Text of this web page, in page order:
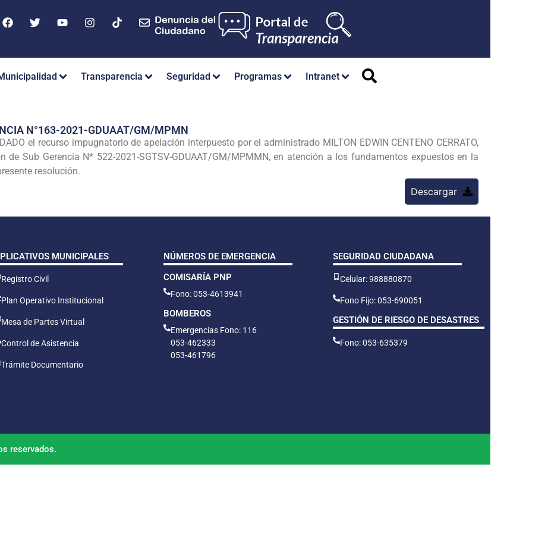
Transparencia Seguridad Programas Intranet
N°163-2021-GDUAAT/GM/MPMN
el recurso impugnatorio de apelación interpuesto por el administrado MILTON EDWIN CENTENO CERRATO,
de Sub Gerencia N* 522-2021-SGTSV-GDUAAT/GM/MPMMN, en atención a los fundamentos expuestos en la
resolución.
Descargar
MUNICIPALES
Registro Civil
Plan Operativo Institucional
Mesa de Partes Virtual
Control de Asistencia
Trámite Documentario
NÚMEROS DE EMERGENCIA
COMISARÍA PNP
Fono: 053-4613941
BOMBEROS
Emergencias Fono: 116
053-462333
053-461796
SEGURIDAD CIUDADANA
Celular: 988880870
Fono Fijo: 053-690051
GESTIÓN DE RIESGO DE DESASTRES
Fono: 053-635379
reservados.